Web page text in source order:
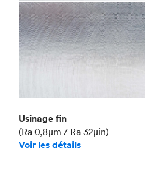
Usinage fin
(Ra 0,8μm / Ra 32μin)
Voir les détails